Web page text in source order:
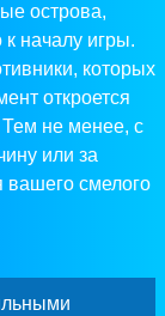
острова,
началу игры.
которых
откроется
не менее, с
или за
вашего смелого